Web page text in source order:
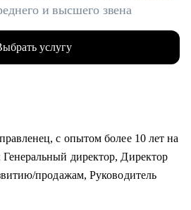
и высшего звена
услугу
с опытом более 10 лет на
директор, Директор
продажам, Руководитель